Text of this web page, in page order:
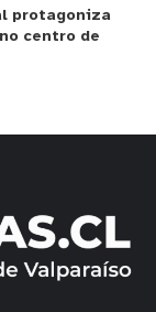
protagoniza
centro de